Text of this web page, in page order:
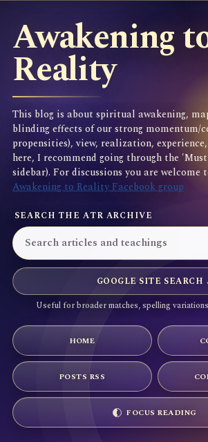
Awakening
Reality
This blog is about spiritual awakening,
blinding effects of our strong momentum/
propensities), view, realization,
here, I recommend going through the
sidebar). For discussions you are welcome
Awakening to Reality Facebook group
SEARCH THE ATR ARCHIVE
GOOGLE SITE SEARCH
Useful for broader matches, spelling
HOME
POSTS RSS
FOCUS READING